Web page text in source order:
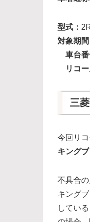
型式：
対象期間
車台番
リコー
三
今回リ
キングブ
不具合
キング
してい